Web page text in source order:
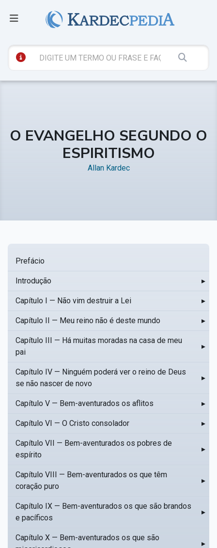
O EVANGELHO SEGUNDO O
ESPIRITISMO
Allan Kardec
Prefácio
Introdução ▸
Capítulo I — Não vim destruir a Lei ▸
Capítulo II — Meu reino não é deste mundo ▸
Capítulo III — Há muitas moradas na casa de meu
pai
▸
Capítulo IV — Ninguém poderá ver o reino de Deus
se não nascer de novo
▸
Capítulo V — Bem-aventurados os aflitos ▸
Capítulo VI — O Cristo consolador ▸
Capítulo VII — Bem-aventurados os pobres de
espírito
▸
Capítulo VIII — Bem-aventurados os que têm
coração puro
▸
Capítulo IX — Bem-aventurados os que são brandos
e pacíficos
▸
Capítulo X — Bem-aventurados os que são
▸